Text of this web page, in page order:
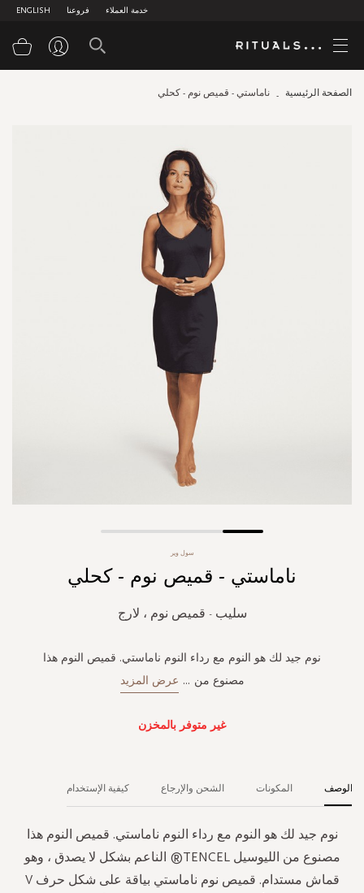
ENGLISH فروعنا خدمة العملاء
الصفحة الرئيسية ناماستي - قميص نوم - كحلي
سول وير
ناماستي - قميص نوم - كحلي
سليب - قميص نوم ، لارج
نوم جيد لك هو النوم مع رداء النوم ناماستي. قميص النوم هذا
مصنوع من ... عرض المزيد
غير متوفر بالمخزن
الوصف
نوم جيد لك هو النوم مع رداء النوم ناماستي. قميص النوم هذا
مصنوع من الليوسيل TENCEL® الناعم بشكل لا يصدق ، وهو
قماش مستدام. قميص نوم ناماستي بياقة على شكل حرف V
المكونات الشحن والإرجاع كيفية الإستخدام